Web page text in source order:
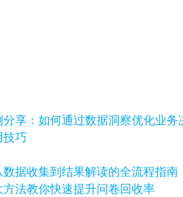
享：如何通过数据洞察优化业务
技巧
据收集到结果解读的全流程指南
法教你快速提升问卷回收率